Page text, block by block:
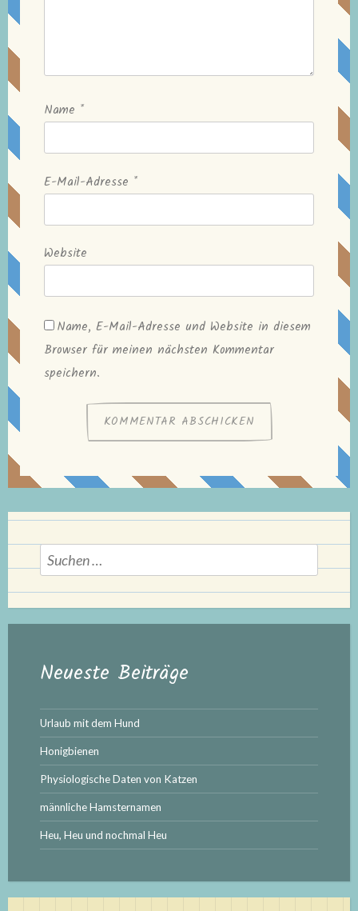
Name *
E-Mail-Adresse *
Website
Name, E-Mail-Adresse und Website in diesem
Browser für meinen nächsten Kommentar
speichern.
Suchen
nach:
Neueste Beiträge
Urlaub mit dem Hund
Honigbienen
Physiologische Daten von Katzen
männliche Hamsternamen
Heu, Heu und nochmal Heu